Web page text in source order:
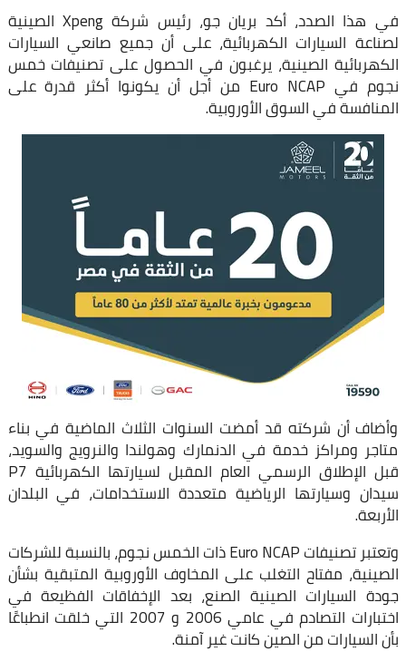
في هذا الصدد، أكد بريان جو، رئيس شركة Xpeng الصينية
لصناعة السيارات الكهربائية، على أن جميع صانعي السيارات
الكهربائية الصينية، يرغبون في الحصول على تصنيفات خمس
نجوم في Euro NCAP من أجل أن يكونوا أكثر قدرة على
المنافسة في السوق الأوروبية.
وأضاف أن شركته قد أمضت السنوات الثلاث الماضية في بناء
متاجر ومراكز خدمة في الدنمارك وهولندا والنرويج والسويد،
قبل الإطلاق الرسمي العام المقبل لسيارتها الكهربائية P7
سيدان وسيارتها الرياضية متعددة الاستخدامات، في البلدان
الأربعة.
وتعتبر تصنيفات Euro NCAP ذات الخمس نجوم، بالنسبة للشركات
الصينية، مفتاح التغلب على المخاوف الأوروبية المتبقية بشأن
جودة السيارات الصينية الصنع، بعد الإخفاقات الفظيعة في
اختبارات التصادم في عامي 2006 و 2007 التي خلقت انطباعًا
بأن السيارات من الصين كانت غير آمنة.